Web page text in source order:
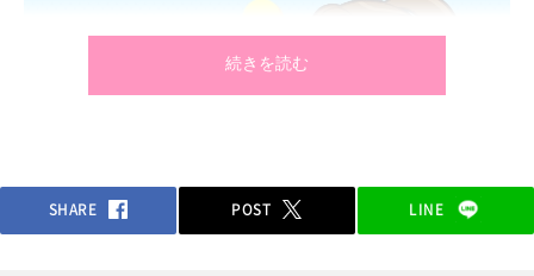
続きを読む
SHARE POST LINE